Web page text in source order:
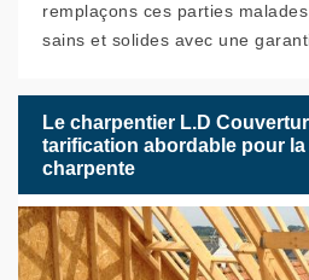
remplaçons ces parties
sains et solides avec une
Le charpentier L.D
tarification abordable pour
charpente